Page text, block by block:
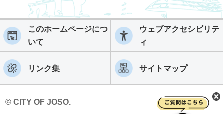
このホームページにつ
いて
ウェブアクセシビリテ
ィ
リンク集 サイトマップ
© CITY OF JOSO.